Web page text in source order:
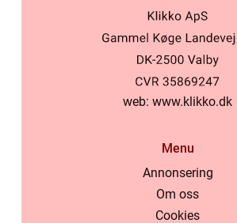
web: www.klikko.dk
Menu
Annonsering
Om oss
Cookies